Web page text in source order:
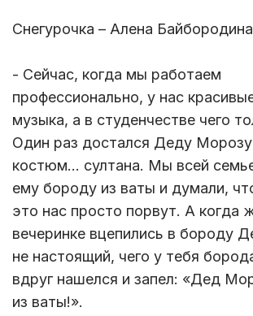
Снегурочка – Алена
- Сейчас, когда мы работаем
профессионально, у нас
музыка, а в студенчестве чего
Один раз достался Деду
костюм… султана. Мы всей
ему бороду из ваты и думали,
это нас просто порвут. А когда
вечеринке вцепились в бороду
не настоящий, чего у тебя
вдруг нашелся и запел: «Дед
из ваты!».